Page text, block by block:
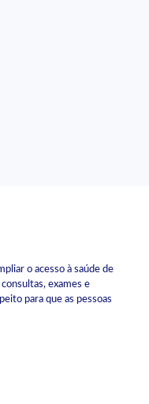
o acesso à saúde de
exames e
para que as pessoas